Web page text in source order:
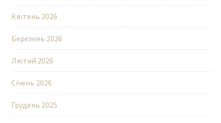
Квітень 2026
Березень 2026
Лютий 2026
Січень 2026
Грудень 2025